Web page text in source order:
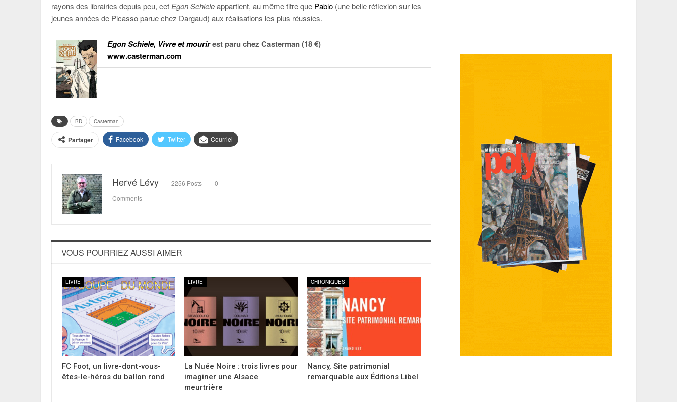
rayons des librairies depuis peu, cet Egon Schieleappartient, au même titre que Pablo (une belle réflexion sur les
jeunes années de Picasso parue chez Dargaud) aux réalisations les plus réussies.
Egon Schiele, Vivre et mourirest paru chez Casterman (18 €)
www.casterman.com
BD Casterman
Partager Facebook Twitter Courriel
Hervé Lévy 2256 Posts
0
Comments
VOUS POURRIEZ AUSSI AIMER
LIVRE
FC Foot, un livre-dont-vous-
êtes-le-héros du ballon rond
LIVRE
La Nuée Noire : trois livres pour
imaginer une Alsace
meurtrière
CHRONIQUES
Nancy, Site patrimonial
remarquable aux Éditions Libel